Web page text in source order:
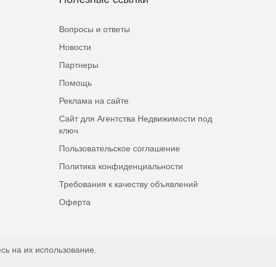
Вопросы и ответы
Новости
Партнеры
Помощь
Реклама на сайте
Сайт для Агентства Недвижимости под
ключ
Пользовательское соглашение
Политика конфиденциальности
Требования к качеству объявлений
Оферта
на их использование.